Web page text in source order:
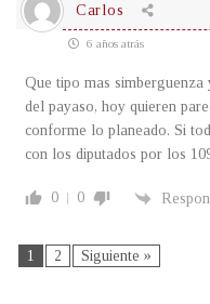
Carlos
6 años atrás
Que tipo mas
del payaso, hoy quieren
conforme lo planeado. Si
con los diputados por los
0 0
1 2 Siguiente »